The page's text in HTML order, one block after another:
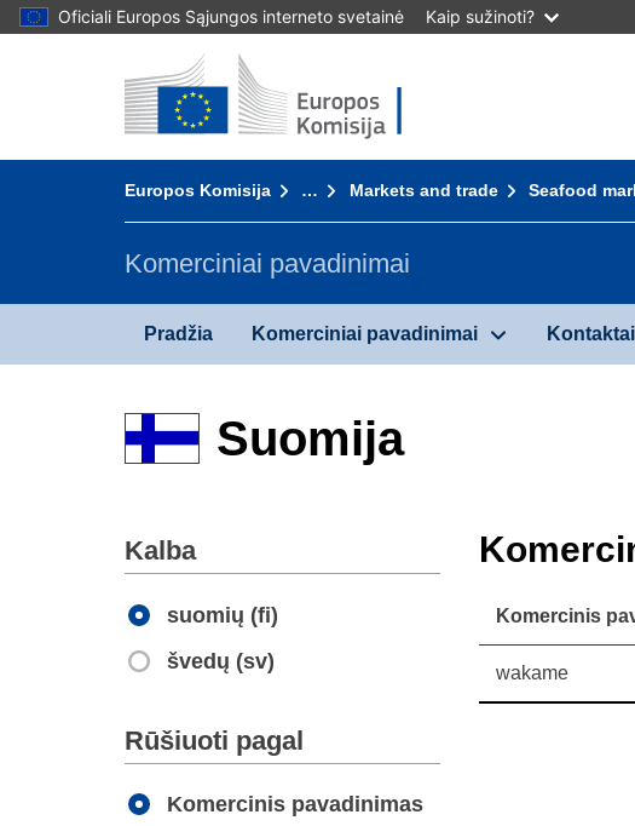
Oficiali Europos Sąjungos interneto svetainė Kaip sužinoti?
Pradžia - Europos Komisija
Europos Komisija … Markets and trade Seafood
Komerciniai pavadinimai
Pradžia Komerciniai pavadinimai
Suomija
Kalba
suomių (fi)
švedų (sv)
Rūšiuoti pagal
Komercinis pavadinimas
Komercinis
wakame